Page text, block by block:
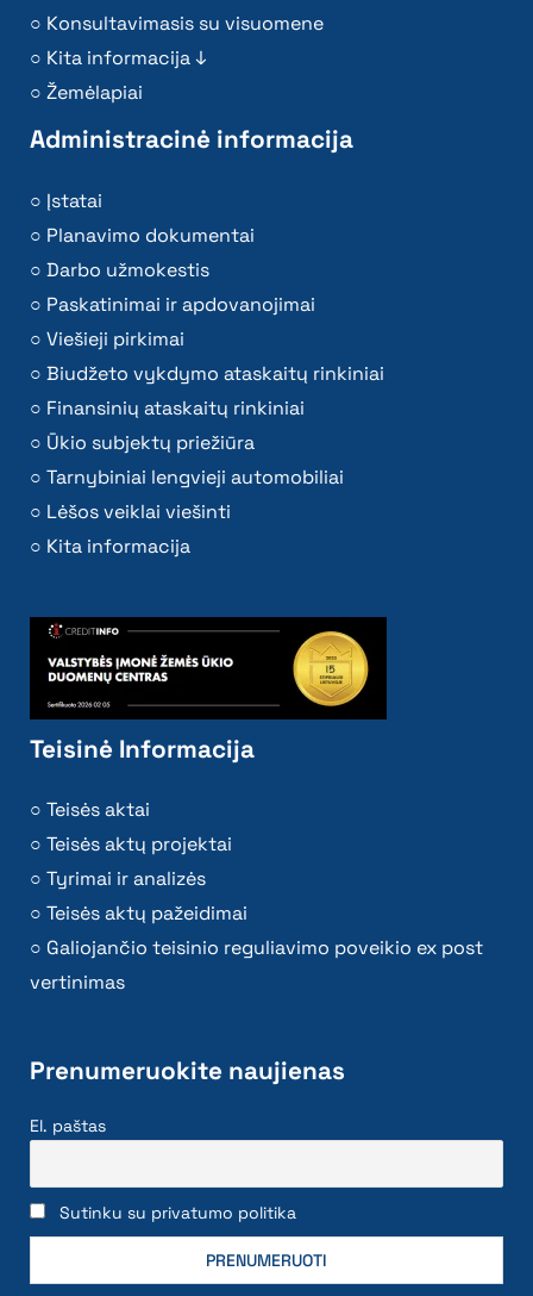
Konsultavimasis su visuomene
Kita informacija ↓
Žemėlapiai
Administracinė informacija
Įstatai
Planavimo dokumentai
Darbo užmokestis
Paskatinimai ir apdovanojimai
Viešieji pirkimai
Biudžeto vykdymo ataskaitų rinkiniai
Finansinių ataskaitų rinkiniai
Ūkio subjektų priežiūra
Tarnybiniai lengvieji automobiliai
Lėšos veiklai viešinti
Kita informacija
Teisinė Informacija
Teisės aktai
Teisės aktų projektai
Tyrimai ir analizės
Teisės aktų pažeidimai
Galiojančio teisinio reguliavimo poveikio ex post
vertinimas
Prenumeruokite naujienas
El. paštas
Sutinku su privatumo politika